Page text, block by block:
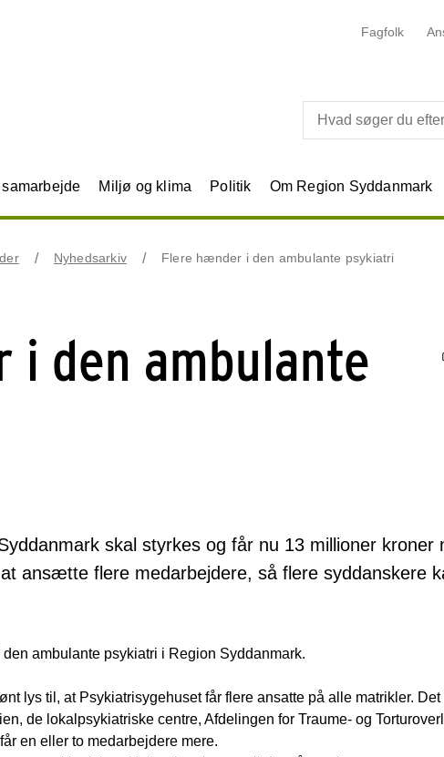
Fagfolk
Miljø og klima Politik Om Region Syddanmark
Nyhedsarkiv Flere hænder i den ambulante psykiatri
den ambulante
skal styrkes og får nu 13 millioner kroner
ansætte flere medarbejdere, så flere syddanskere
ambulante psykiatri i Region Syddanmark.
lys til, at Psykiatrisygehuset får flere ansatte på alle matrikler. Det
de lokalpsykiatriske centre, Afdelingen for Traume- og
en eller to medarbejdere mere.